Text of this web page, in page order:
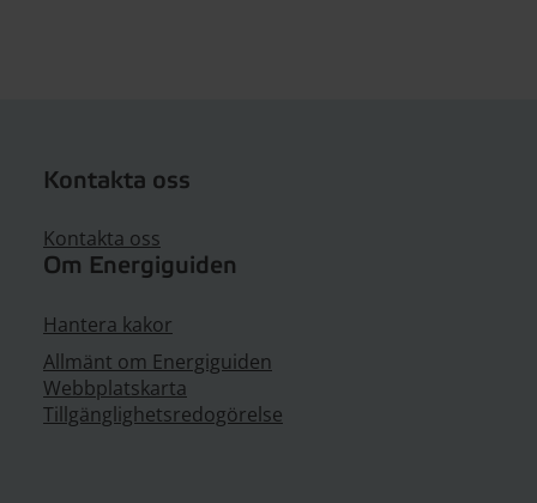
Kontakta oss
Kontakta oss
Om Energiguiden
Hantera kakor
Allmänt om Energiguiden
Webbplatskarta
Tillgänglighetsredogörelse